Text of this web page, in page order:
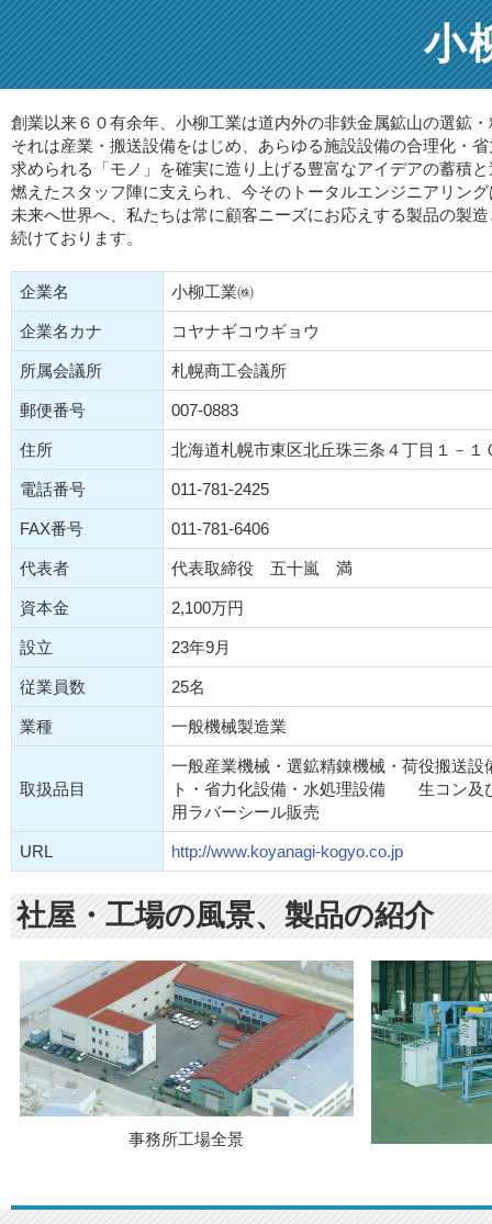
小
創業以来６０有余年、小柳工業は道内外の非鉄金属鉱山の選鉱
それは産業・搬送設備をはじめ、あらゆる施設設備の合理化・
求められる「モノ」を確実に造り上げる豊富なアイデアの蓄積
燃えたスタッフ陣に支えられ、今そのトータルエンジニアリン
未来へ世界へ、私たちは常に顧客ニーズにお応えする製品の製
続けております。
企業名 小柳工業㈱
企業名カナ コヤナギコウギョウ
所属会議所 札幌商工会議所
郵便番号 007-0883
住所 北海道札幌市東区北丘珠三条４丁目１－１
電話番号 011-781-2425
FAX番号 011-781-6406
代表者 代表取締役 五十嵐 満
資本金 2,100万円
設立 23年9月
従業員数 25名
業種 一般機械製造業
取扱品目
一般産業機械・選鉱精錬機械・荷役搬送設
ト・省力化設備・水処理設備 生コン及
用ラバーシール販売
URL http://www.koyanagi-kogyo.co.jp
社屋・工場の風景、製品の紹介
事務所工場全景